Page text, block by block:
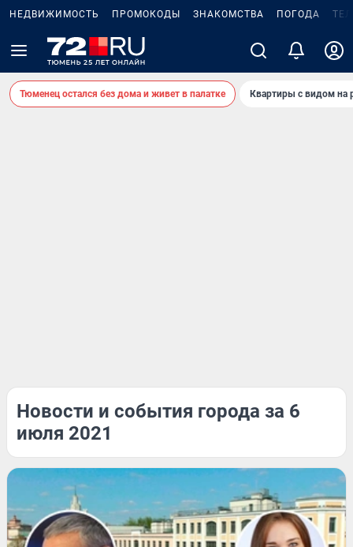
НЕДВИЖИМОСТЬ ПРОМОКОДЫ ЗНАКОМСТВА ПОГОДА
Тюменец остался без дома и живет в палатке Квартиры с видом на
Новости и события города за 6
июля 2021